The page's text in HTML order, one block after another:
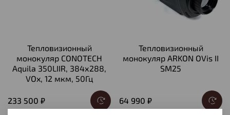
Тепловизионный
монокуляр CONOTECH
Aquila 350LIIR, 384х288,
VOx, 12 мкм, 50Гц
233 500 ₽
Тепловизионный
монокуляр ARKON OVis II
SM25
64 990 ₽